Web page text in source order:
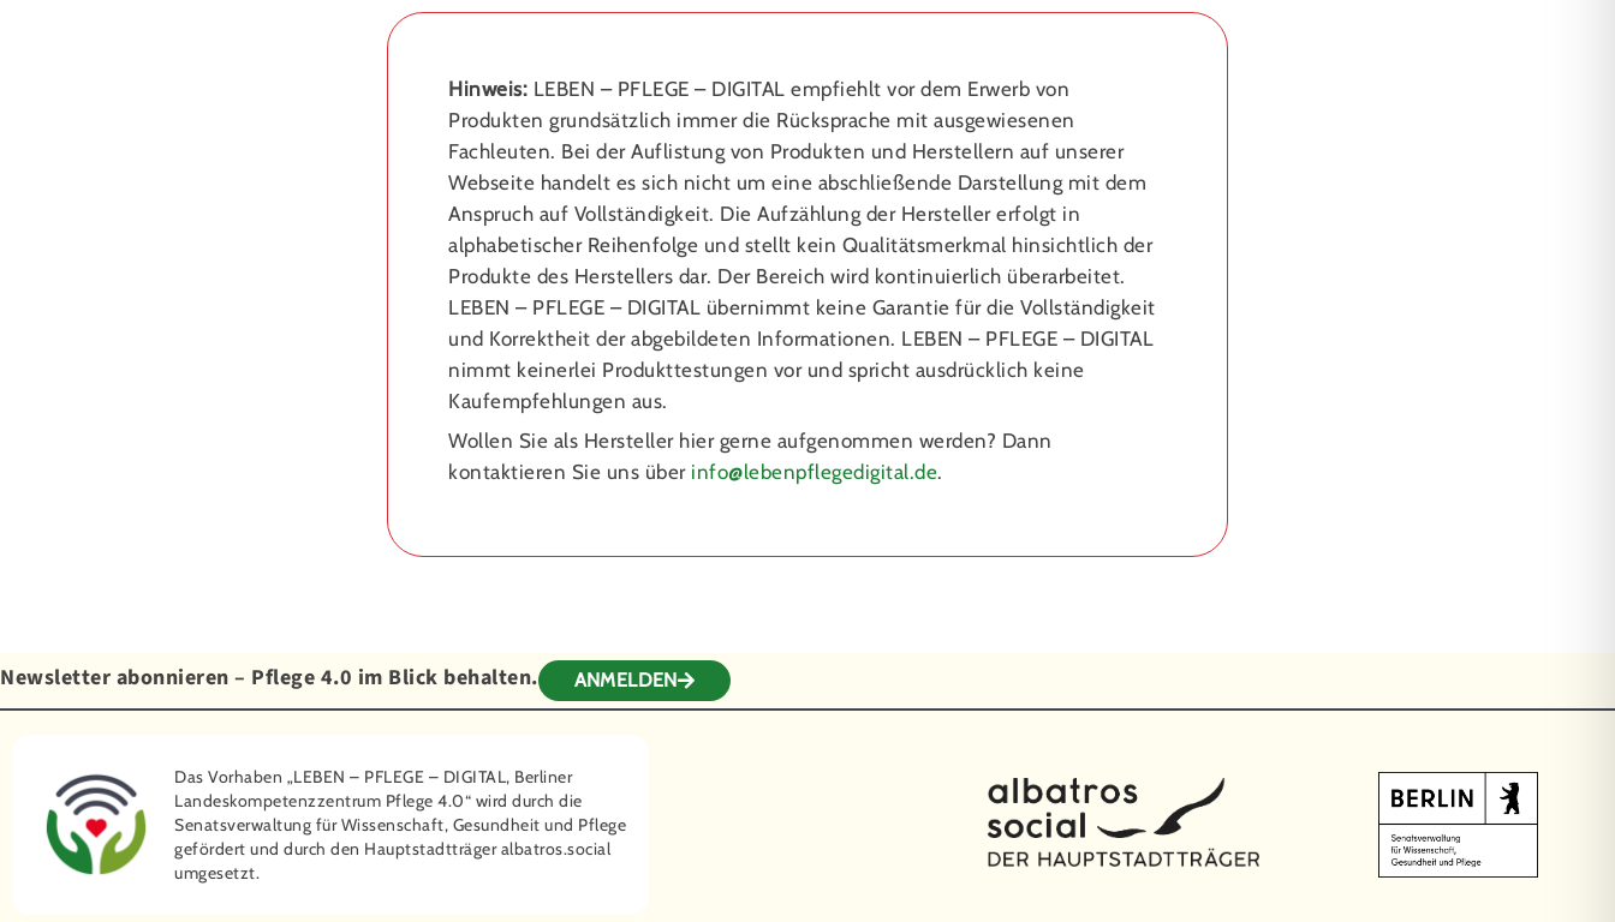
Hinweis: LEBEN – PFLEGE – DIGITAL empfiehlt vor dem Erwerb von
Produkten grundsätzlich immer die Rücksprache mit ausgewiesenen
Fachleuten. Bei der Auflistung von Produkten und Herstellern auf unserer
Webseite handelt es sich nicht um eine abschließende Darstellung mit dem
Anspruch auf Vollständigkeit. Die Aufzählung der Hersteller erfolgt in
alphabetischer Reihenfolge und stellt kein Qualitätsmerkmal hinsichtlich der
Produkte des Herstellers dar. Der Bereich wird kontinuierlich überarbeitet.
LEBEN – PFLEGE – DIGITAL übernimmt keine Garantie für die Vollständigkeit
und Korrektheit der abgebildeten Informationen. LEBEN – PFLEGE – DIGITAL
nimmt keinerlei Produkt­testungen vor und spricht ausdrücklich keine
Kaufempfehlungen aus.
Wollen Sie als Hersteller hier gerne aufgenommen werden? Dann
kontaktieren Sie uns über
ed.la
tigid
egelf
pnebe
l@ofn
i .
Newsletter abonnieren – Pflege 4.0 im Blick behalten. ANMELDEN
Das Vorhaben „LEBEN – PFLEGE – DIGITAL, Berliner
Landeskompetenzzentrum Pflege 4.0“ wird durch die
Senatsverwaltung für Wissenschaft, Gesundheit und Pflege
gefördert und durch den Hauptstadtträger ­albatros.social
umgesetzt.